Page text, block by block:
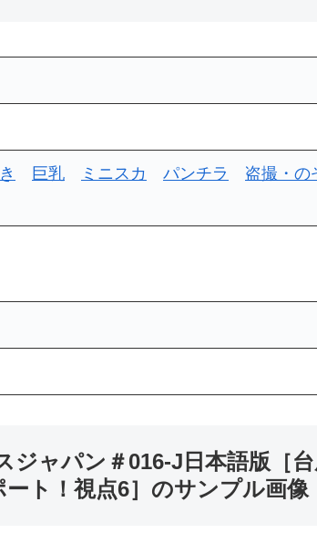
巨乳 ミニスカ パンチラ 盗撮・の
ジャパン＃016-J日本語版［
ト！視点6］のサンプル画像